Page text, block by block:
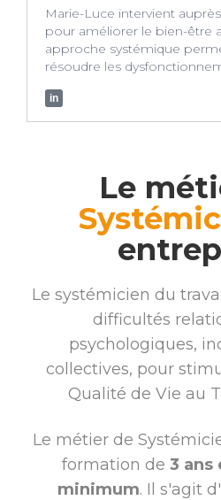
Marie-Luce intervient
pour améliorer le bien-être
approche systémique
résoudre les
in
Le
Le systémicien du
difficultés
psychologiques,
collectives, pour
Qualité de Vie au
Le métier de
formation de 3 ans
minimum. Il s'agit